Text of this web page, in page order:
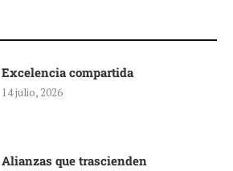
Excelencia compartida
14 julio, 2026
Alianzas que trascienden